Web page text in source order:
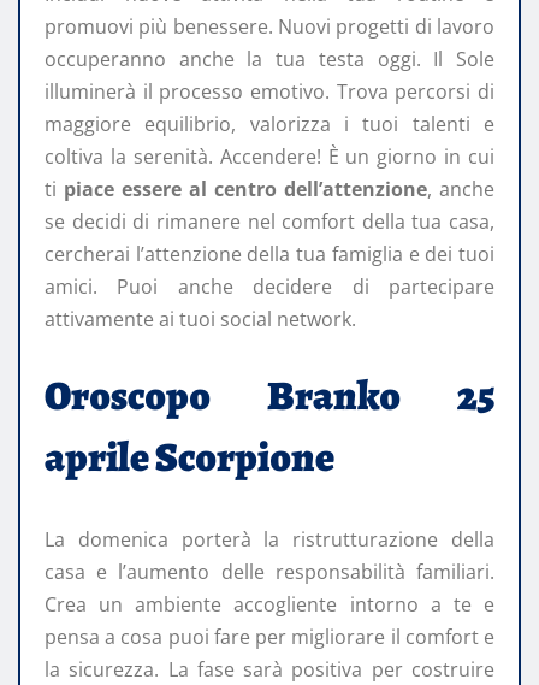
promuovi più benessere. Nuovi progetti di lavoro
occuperanno anche la tua testa oggi. Il Sole
illuminerà il processo emotivo. Trova percorsi di
maggiore equilibrio, valorizza i tuoi talenti e
coltiva la serenità. Accendere! È un giorno in cui
ti piace essere al centro dell’attenzione, anche
se decidi di rimanere nel comfort della tua casa,
cercherai l’attenzione della tua famiglia e dei tuoi
amici. Puoi anche decidere di partecipare
attivamente ai tuoi social network.
Oroscopo Branko 25
aprile Scorpione
La domenica porterà la ristrutturazione della
casa e l’aumento delle responsabilità familiari.
Crea un ambiente accogliente intorno a te e
pensa a cosa puoi fare per migliorare il comfort e
la sicurezza. La fase sarà positiva per costruire